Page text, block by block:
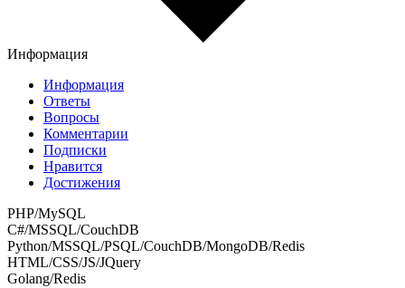
Информация
Информация
Ответы
Вопросы
Комментарии
Подписки
Нравится
Достижения
PHP/MySQL
C#/MSSQL/CouchDB
Python/MSSQL/PSQL/CouchDB/MongoDB/Redis
HTML/CSS/JS/JQuery
Golang/Redis